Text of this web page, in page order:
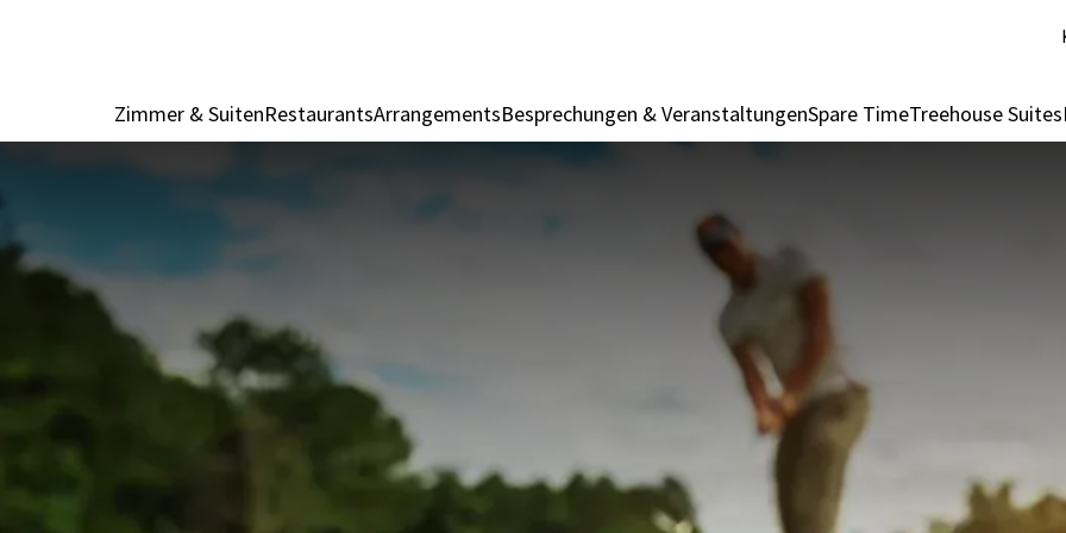
Zimmer & SuitenRestaurantsArrangementsBesprechungen & VeranstaltungenSpare TimeTreehouse Suites